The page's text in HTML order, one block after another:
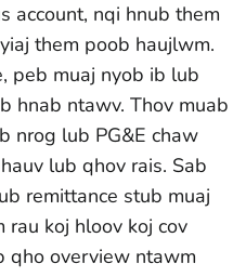
account, nqi hnub them
them poob haujlwm.
peb muaj nyob ib lub
hnab ntawv. Thov muab
nrog lub PG&E chaw
lub qhov rais. Sab
remittance stub muaj
rau koj hloov koj cov
qho overview ntawm